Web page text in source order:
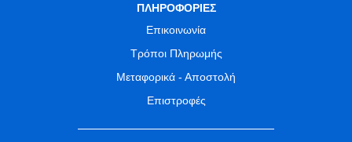
ΠΛΗΡΟΦΟΡΙΕΣ
Επικοινωνία
Τρόποι Πληρωμής
Μεταφορικά - Αποστολή
Επιστροφές